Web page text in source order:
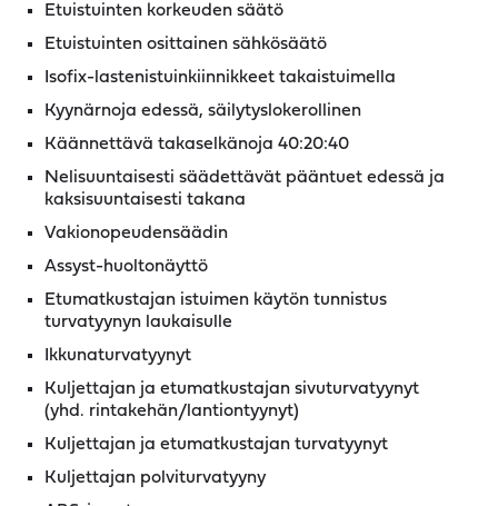
Etuistuinten korkeuden säätö
Etuistuinten osittainen sähkösäätö
Isofix-lastenistuinkiinnikkeet takaistuimella
Kyynärnoja edessä, säilytyslokerollinen
Käännettävä takaselkänoja 40:20:40
Nelisuuntaisesti säädettävät pääntuet edessä ja
kaksisuuntaisesti takana
Vakionopeudensäädin
Assyst-huoltonäyttö
Etumatkustajan istuimen käytön tunnistus
turvatyynyn laukaisulle
Ikkunaturvatyynyt
Kuljettajan ja etumatkustajan sivuturvatyynyt
(yhd. rintakehän/lantiontyynyt)
Kuljettajan ja etumatkustajan turvatyynyt
Kuljettajan polviturvatyyny